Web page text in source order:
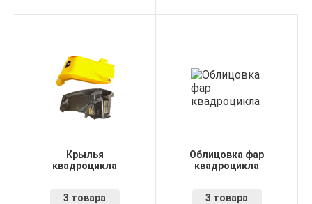
Крылья
квадроцикла
3 товара
Облицовка фар
квадроцикла
3 товара